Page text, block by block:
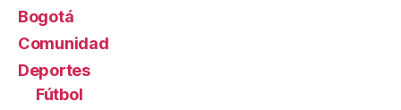
Bogotá
Comunidad
Deportes
Fútbol